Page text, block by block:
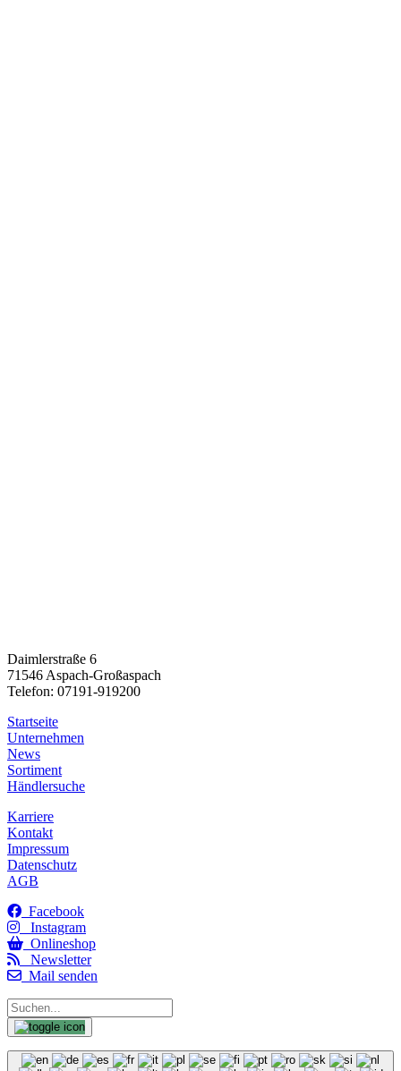
Daimlerstraße 6
71546 Aspach-Großaspach
Telefon: 07191-919200
Startseite
Unternehmen
News
Sortiment
Händlersuche
Karriere
Kontakt
Impressum
Datenschutz
AGB
Facebook
Instagram
Onlineshop
Newsletter
Mail senden